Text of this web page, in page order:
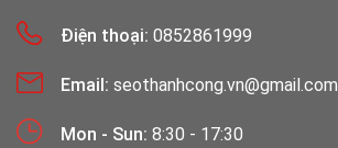
Điện thoại: 0852861999
Email: seothanhcong.vn@gmail.com
Mon - Sun: 8:30 - 17:30